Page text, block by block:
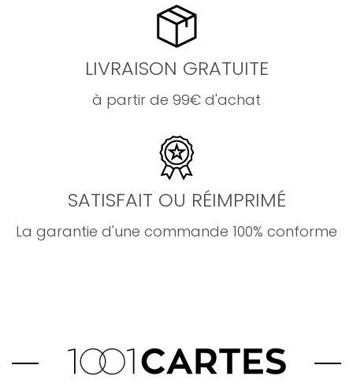
LIVRAISON GRATUITE
à partir de 99€ d'achat
SATISFAIT OU RÉIMPRIMÉ
La garantie d'une commande 100% conforme